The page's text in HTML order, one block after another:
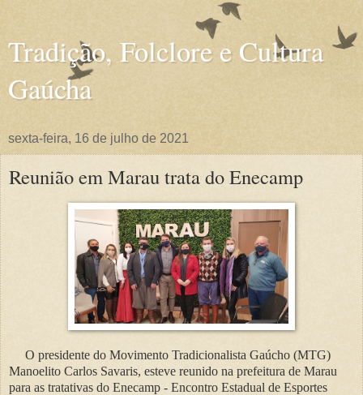
Tradição, Folclore e Cultura
Gaúcha
sexta-feira, 16 de julho de 2021
Reunião em Marau trata do Enecamp
O presidente do Movimento Tradicionalista Gaúcho (MTG)
Manoelito Carlos Savaris, esteve reunido na prefeitura de Marau
para as tratativas do Enecamp - Encontro Estadual de Esportes